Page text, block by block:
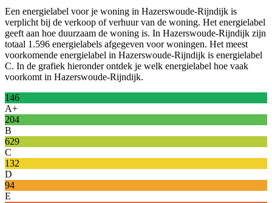
Een energielabel voor je woning in Hazerswoude-Rijndijk is
verplicht bij de verkoop of verhuur van de woning. Het energielabel
geeft aan hoe duurzaam de woning is. In Hazerswoude-Rijndijk zijn
totaal 1.596 energielabels afgegeven voor woningen. Het meest
voorkomende energielabel in Hazerswoude-Rijndijk is energielabel
C. In de grafiek hieronder ontdek je welk energielabel hoe vaak
voorkomt in Hazerswoude-Rijndijk.
146
A+
204
B
629
C
132
D
94
E